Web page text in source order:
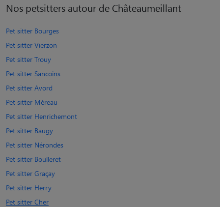
Nos petsitters autour de Châteaumeillant
Pet sitter Bourges
Pet sitter Vierzon
Pet sitter Trouy
Pet sitter Sancoins
Pet sitter Avord
Pet sitter Méreau
Pet sitter Henrichemont
Pet sitter Baugy
Pet sitter Nérondes
Pet sitter Boulleret
Pet sitter Graçay
Pet sitter Herry
Pet sitter Cher